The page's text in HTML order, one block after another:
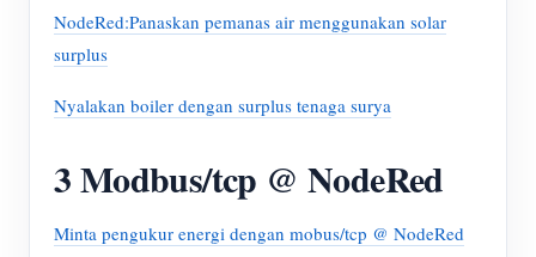
NodeRed:Panaskan pemanas air menggunakan solar
surplus
Nyalakan boiler dengan surplus tenaga surya
3 Modbus/tcp @ NodeRed
Minta pengukur energi dengan mobus/tcp @ NodeRed